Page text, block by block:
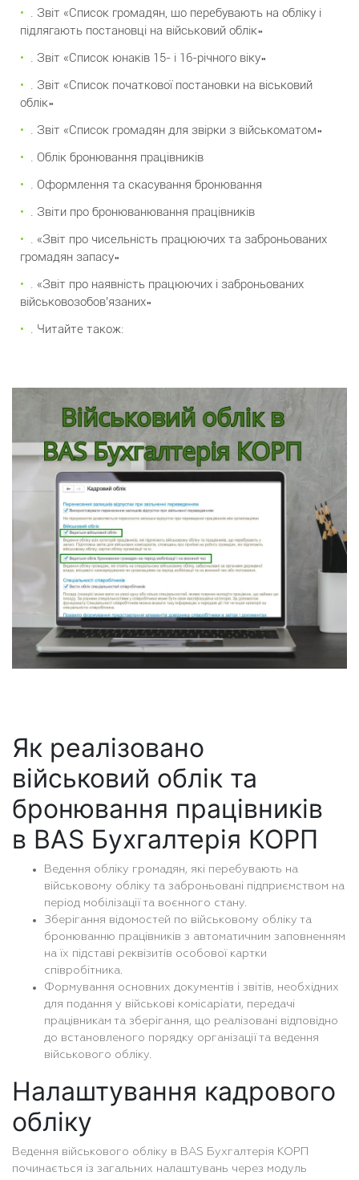
. Звіт «Список громадян, що перебувають на обліку і
підлягають постановці на військовий облік»
. Звіт «Список юнаків 15- і 16-річного віку»
. Звіт «Список початкової постановки на віськовий
облік»
. Звіт «Список громадян для звірки з військоматом»
. Облік бронювання працівників
. Оформлення та скасування бронювання
. Звіти про бронюванювання працівників
. «Звіт про чисельність працюючих та заброньованих
громадян запасу»
. «Звіт про наявність працюючих і заброньованих
військовозобов’язаних»
. Читайте також:
Як реалізовано
військовий облік та
бронювання працівників
в BAS Бухгалтерія КОРП
Ведення обліку громадян, які перебувають на
військовому обліку та заброньовані підприємством на
період мобілізації та воєнного стану.
Зберігання відомостей по військовому обліку та
бронюванню працівників з автоматичним заповненням
на їх підставі реквізитів особової картки
співробітника.
Формування основних документів і звітів, необхідних
для подання у військові комісаріати, передачі
працівникам та зберігання, що реалізовані відповідно
до встановленого порядку організації та ведення
військового обліку.
Налаштування кадрового
обліку
Ведення військового обліку в BAS Бухгалтерія КОРП
починається із загальних налаштувань через модуль